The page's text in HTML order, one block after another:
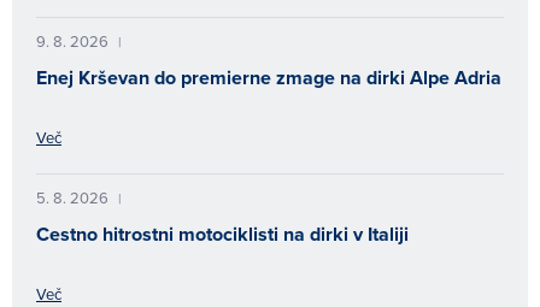
9. 8. 2026 |
Enej Krševan do premierne zmage na dirki Alpe Adria
Več
5. 8. 2026 |
Cestno hitrostni motociklisti na dirki v Italiji
Več